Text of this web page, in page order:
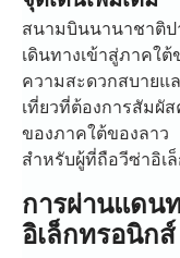
สนามบินนานาชาติป
เดินทางเข้าสู่ภาคใ
ความสะดวกสบายแ
เที่ยวที่ต้องการสัมผั
ของภาคใต้ของลา
สำหรับผู้ที่ถือวีซ่าอิเ
การผ่านแดน
อิเล็กทรอนิกส์